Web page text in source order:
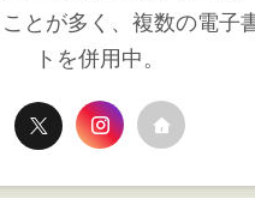
とが多く、複数の電子
トを併用中。